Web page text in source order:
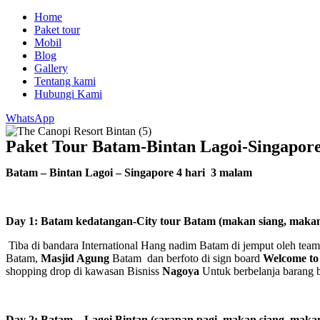
Home
Paket tour
Mobil
Blog
Gallery
Tentang kami
Hubungi Kami
WhatsApp
Paket Tour Batam-Bintan Lagoi-
Batam – Bintan Lagoi – Singapore 4 hari 3 malam
Day 1: Batam kedatangan-City tour Batam (makan siang,
Tiba di bandara International Hang nadim Batam di jemput oleh
Batam, Masjid Agung Batam dan berfoto di sign board Welcome
shopping drop di kawasan Bisniss Nagoya Untuk berbelanja barang